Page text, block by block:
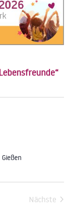
Nächste